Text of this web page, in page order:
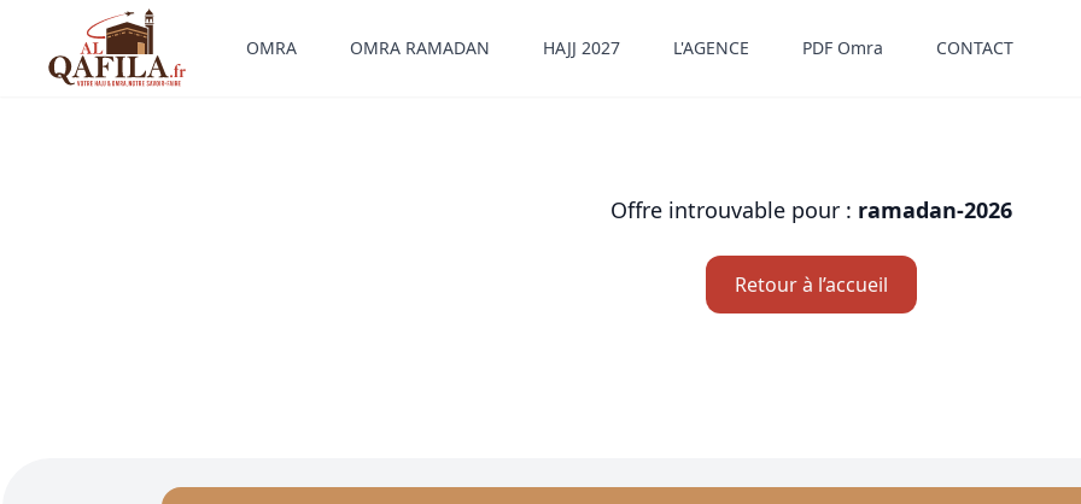
OMRA OMRA RAMADAN HAJJ 2027 L'AGENCE PDF Omra CONTACT
Offre introuvable pour : ramadan-2026
Retour à l’accueil